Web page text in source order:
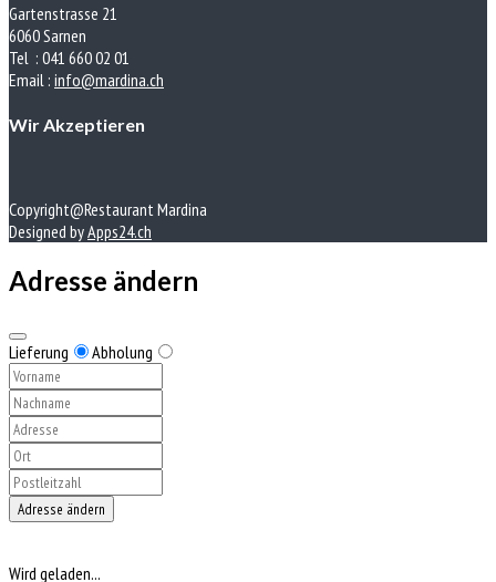
Gartenstrasse 21
6060 Sarnen
Tel : 041 660 02 01
Email : info@mardina.ch
Wir Akzeptieren
Copyright@Restaurant Mardina
Designed byApps24.ch
Adresse ändern
Lieferung Abholung
Adresse ändern
Wird geladen...